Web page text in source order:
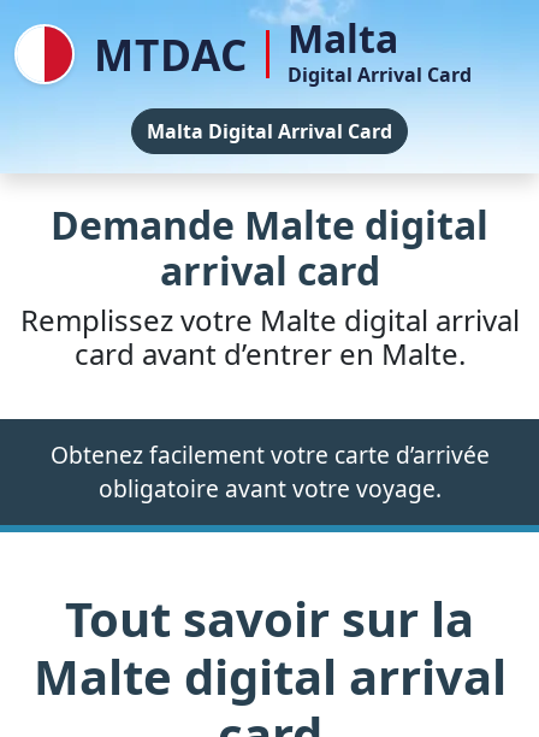
MTDAC Malta
Digital Arrival Card
Malta Digital Arrival Card
Demande Malte digital
arrival card
Remplissez votre Malte digital arrival
card avant d’entrer en Malte.
Obtenez facilement votre carte d’arrivée
obligatoire avant votre voyage.
Tout savoir sur la
Malte digital arrival